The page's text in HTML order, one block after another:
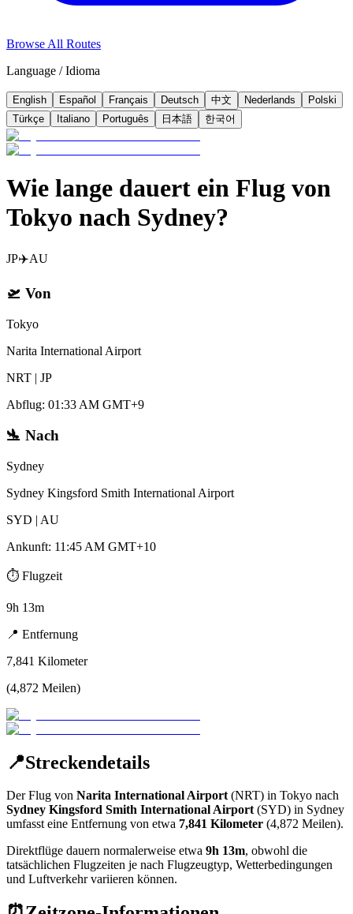
Browse All Routes
Language / Idioma
English Español Français Deutsch 中文 Nederlands
Polski
Türkçe
Italiano Português 日本語 한국어
Wie lange dauert ein Flug von
Tokyo nach Sydney?
JP✈️AU
🛫 Von
Tokyo
Narita International Airport
NRT | JP
Abflug: 01:33 AM GMT+9
🛬 Nach
Sydney
Sydney Kingsford Smith International Airport
SYD | AU
Ankunft: 11:45 AM GMT+10
⏱️ Flugzeit
9h 13m
📍 Entfernung
7,841 Kilometer
(4,872 Meilen)
📍Streckendetails
Der Flug von Narita International Airport(NRT) in Tokyo nach
Sydney Kingsford Smith International Airport(SYD) in Sydney
umfasst eine Entfernung von etwa 7,841 Kilometer (4,872 Meilen).
Direktflüge dauern normalerweise etwa 9h 13m, obwohl die
tatsächlichen Flugzeiten je nach Flugzeugtyp, Wetterbedingungen
und Luftverkehr variieren können.